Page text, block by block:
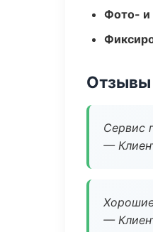
Фото- и
Отзывы
Сервис
—
—